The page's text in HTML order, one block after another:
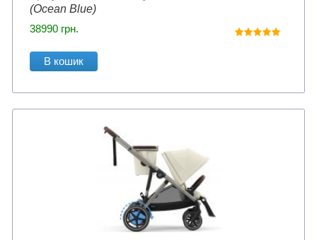
(Ocean Blue)
38990 грн.
В кошик